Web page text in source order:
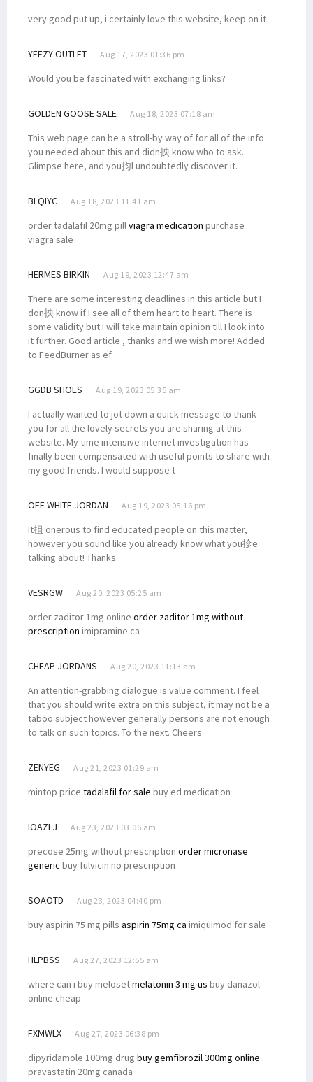
very good put up, i certainly love this website, keep on it
YEEZY OUTLET Aug 17, 2023 01:36 pm
Would you be fascinated with exchanging links?
GOLDEN GOOSE SALE Aug 18, 2023 07:18 am
This web page can be a stroll-by way of for all of the info
you needed about this and didn抰 know who to ask.
Glimpse here, and you抣l undoubtedly discover it.
BLQIYC Aug 18, 2023 11:41 am
order tadalafil 20mg pillviagra medication purchase
viagra sale
HERMES BIRKIN Aug 19, 2023 12:47 am
There are some interesting deadlines in this article but I
don抰 know if I see all of them heart to heart. There is
some validity but I will take maintain opinion till I look into
it further. Good article , thanks and we wish more! Added
to FeedBurner as ef
GGDB SHOES Aug 19, 2023 05:35 am
I actually wanted to jot down a quick message to thank
you for all the lovely secrets you are sharing at this
website. My time intensive internet investigation has
finally been compensated with useful points to share with
my good friends. I would suppose t
OFF WHITE JORDAN Aug 19, 2023 05:16 pm
It抯 onerous to find educated people on this matter,
however you sound like you already know what you抮e
talking about! Thanks
VESRGW Aug 20, 2023 05:25 am
order zaditor 1mg online order zaditor 1mg without
prescription imipramine ca
CHEAP JORDANS Aug 20, 2023 11:13 am
An attention-grabbing dialogue is value comment. I feel
that you should write extra on this subject, it may not be a
taboo subject however generally persons are not enough
to talk on such topics. To the next. Cheers
ZENYEG Aug 21, 2023 01:29 am
mintop price tadalafil for sale buy ed medication
IOAZLJ Aug 23, 2023 03:06 am
precose 25mg without prescription order micronase
generic buy fulvicin no prescription
SOAOTD Aug 23, 2023 04:40 pm
buy aspirin 75 mg pills aspirin 75mg ca imiquimod for sale
HLPBSS Aug 27, 2023 12:55 am
where can i buy melosetmelatonin 3 mg us buy danazol
online cheap
FXMWLX Aug 27, 2023 06:38 pm
dipyridamole 100mg drug buy gemfibrozil 300mg online
pravastatin 20mg canada